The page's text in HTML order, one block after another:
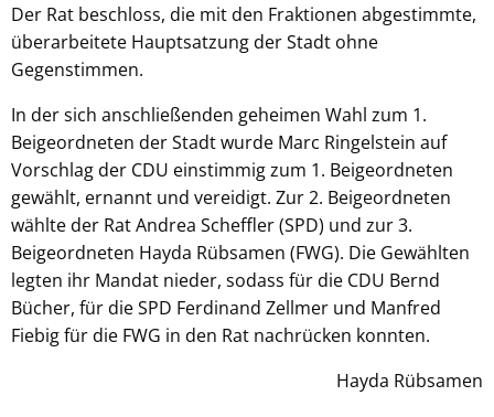
Der Rat beschloss, die mit den Fraktionen abgestimmte,
überarbeitete Hauptsatzung der Stadt ohne
Gegenstimmen.
In der sich anschließenden geheimen Wahl zum 1.
Beigeordneten der Stadt wurde Marc Ringelstein auf
Vorschlag der CDU einstimmig zum 1. Beigeordneten
gewählt, ernannt und vereidigt. Zur 2. Beigeordneten
wählte der Rat Andrea Scheffler (SPD) und zur 3.
Beigeordneten Hayda Rübsamen (FWG). Die Gewählten
legten ihr Mandat nieder, sodass für die CDU Bernd
Bücher, für die SPD Ferdinand Zellmer und Manfred
Fiebig für die FWG in den Rat nachrücken konnten.
Hayda Rübsamen